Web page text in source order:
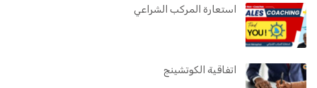
استعارة المركب الشراعي
اتفاقية الكوتشينج